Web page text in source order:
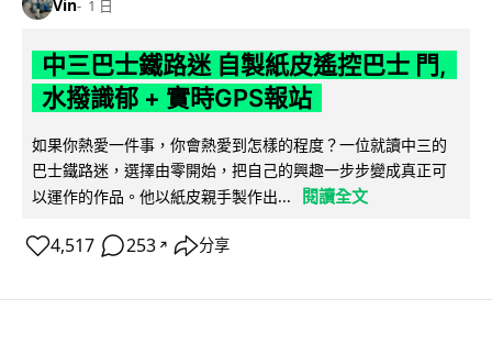
Vin 1 日
中三巴士鐵路迷 自製紙皮遙控巴士 門,
水撥識郁 + 實時GPS報站
如果你熱愛一件事，你會熱愛到怎樣的程度？一位就讀中三的
巴士鐵路迷，選擇由零開始，把自己的興趣一步步變成真正可
以運作的作品。他以紙皮親手製作出...
閱讀全文
4,517 253 ↗ 分享